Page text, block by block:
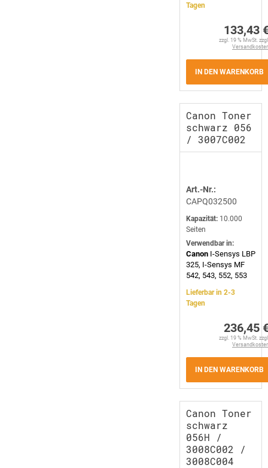
Tagen
133,43
zzgl. 19 % MwSt.
IN DEN WARENKORB
Canon Toner
schwarz 056
/ 3007C002
Art.-Nr.:
CAPQ032500
Kapazität: 10.000
Seiten
Verwendbar in:
Canon I-Sensys LBP
325, I-Sensys MF
542, 543, 552, 553
Lieferbar in 2-3
Tagen
236,45
zzgl. 19 % MwSt.
IN DEN WARENKORB
Canon Toner
schwarz
056H /
3008C002 /
3008C004